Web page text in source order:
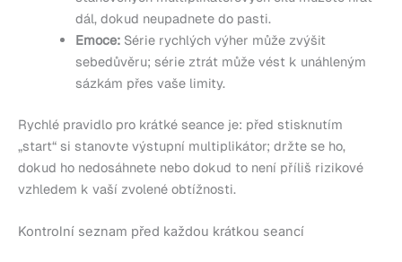
dál, dokud neupadnete do pasti.
Emoce:Série rychlých výher může zvýšit
sebedůvěru; série ztrát může vést k unáhleným
sázkám přes vaše limity.
Rychlé pravidlo pro krátké seance je: před stisknutím
„start“ si stanovte výstupní multiplikátor; držte se ho,
dokud ho nedosáhnete nebo dokud to není příliš rizikové
vzhledem k vaší zvolené obtížnosti.
Kontrolní seznam před každou krátkou seancí